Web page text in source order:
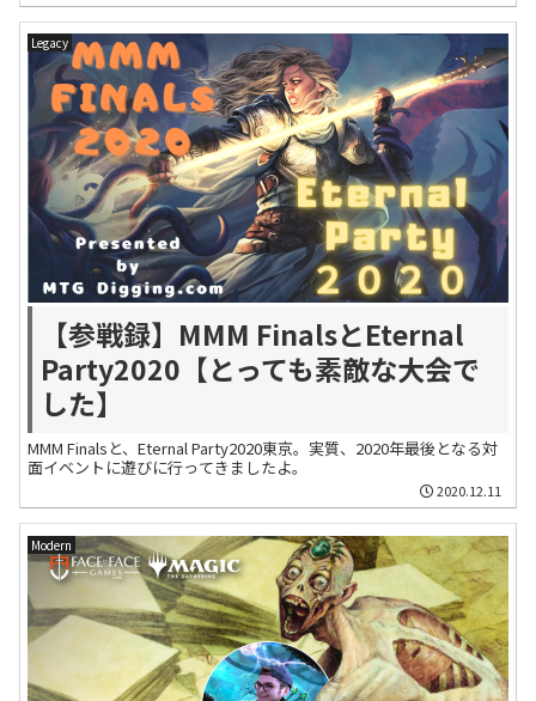
Legacy
【参戦録】MMM FinalsとEternal
Party2020【とっても素敵な大会で
した】
MMM Finalsと、Eternal Party2020東京。実質、2020年最後となる対
面イベントに遊びに行ってきましたよ。
2020.12.11
Modern